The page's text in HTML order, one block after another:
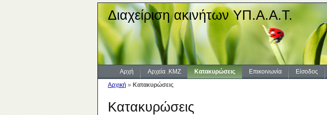
Διαχείριση ακινήτων ΥΠ.Α.Α.Τ.
Αρχή Αρχεία .KMZ Κατακυρώσεις Επικοινωνία Είσοδος
Αρχική » Κατακυρώσεις
Κατακυρώσεις